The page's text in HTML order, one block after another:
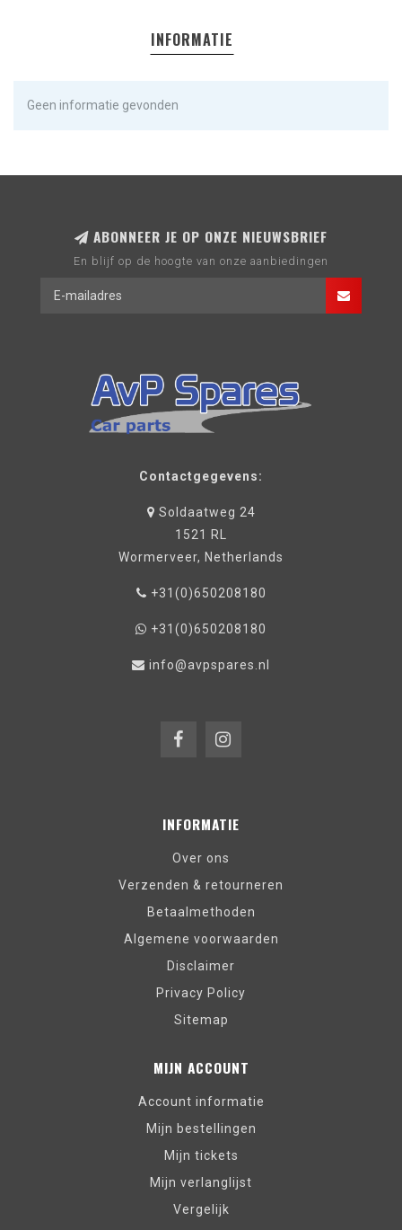
INFORMATIE
Geen informatie gevonden
ABONNEER JE OP ONZE NIEUWSBRIEF
En blijf op de hoogte van onze aanbiedingen
Contactgegevens:
Soldaatweg 24
1521 RL
Wormerveer, Netherlands
+31(0)650208180
+31(0)650208180
info@avpspares.nl
INFORMATIE
Over ons
Verzenden & retourneren
Betaalmethoden
Algemene voorwaarden
Disclaimer
Privacy Policy
Sitemap
MIJN ACCOUNT
Account informatie
Mijn bestellingen
Mijn tickets
Mijn verlanglijst
Vergelijk